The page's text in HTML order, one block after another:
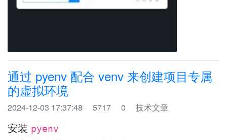
通过 pyenv 配合 venv 来创建项目专属
的虚拟环境
2024-12-03 17:37:48 5717 0 技术文章
安装 pyenv